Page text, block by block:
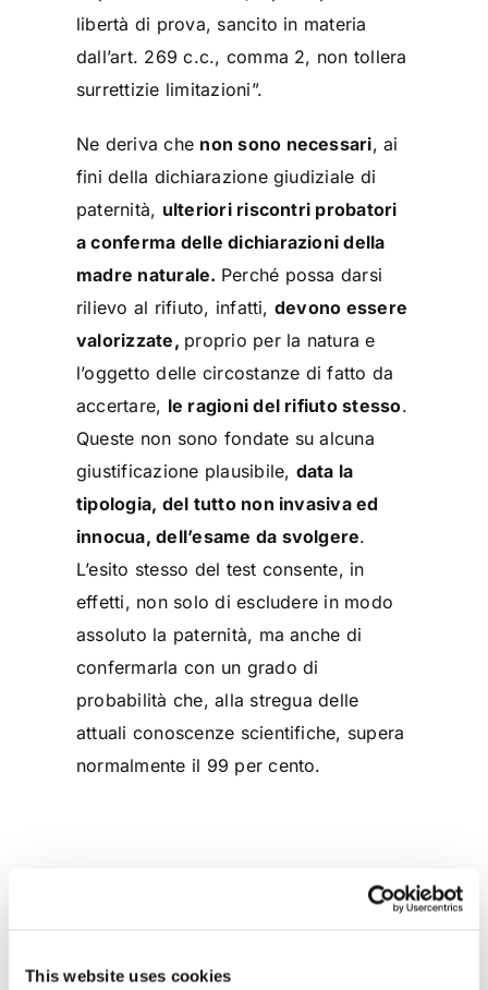
This website uses cookies
libertà di prova, sancito in materia
dall’art. 269 c.c., comma 2, non tollera
surrettizie limitazioni”.
Ne deriva che non sono necessari, ai
fini della dichiarazione giudiziale di
paternità, ulteriori riscontri probatori
a conferma delle dichiarazioni della
madre naturale. Perché possa darsi
rilievo al rifiuto, infatti, devono essere
valorizzate, proprio per la natura e
l’oggetto delle circostanze di fatto da
accertare, le ragioni del rifiuto stesso.
Queste non sono fondate su alcuna
giustificazione plausibile, data la
tipologia, del tutto non invasiva ed
innocua, dell’esame da svolgere.
L’esito stesso del test consente, in
effetti, non solo di escludere in modo
assoluto la paternità, ma anche di
confermarla con un grado di
probabilità che, alla stregua delle
attuali conoscenze scientifiche, supera
normalmente il 99 per cento.